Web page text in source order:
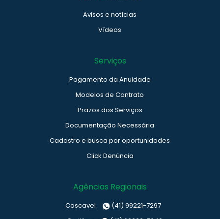
Avisos e notícias
Vídeos
Serviços
Pagamento da Anuidade
Modelos de Contrato
Prazos dos Serviços
Documentação Necessária
Cadastro e busca por oportunidades
Click Denúncia
Agências Regionais
Cascavel
(41) 99221-7297